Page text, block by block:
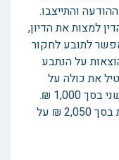
והתייצבו.
למצות את הדיון,
לתובע לחקור
על הנתבע
הדין מטיל את כולה על
1,000 ₪.
מסקנה: על הנתבע לשלם לתובע הוצאות בסך 2,050 ₪ על